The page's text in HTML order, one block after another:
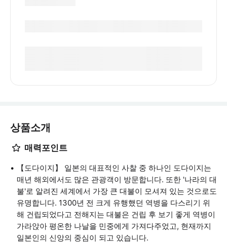
상품소개
매력포인트
【도다이지】 일본의 대표적인 사찰 중 하나인 도다이지는
매년 해외에서도 많은 관광객이 방문합니다. 또한 '나라의 대
불'로 알려진 세계에서 가장 큰 대불이 모셔져 있는 것으로도
유명합니다. 1300년 전 크게 유행했던 역병을 다스리기 위
해 건립되었다고 전해지는 대불은 건립 후 보기 좋게 역병이
가라앉아 평온한 나날을 민중에게 가져다주었고, 현재까지
일본인의 신앙의 중심이 되고 있습니다.